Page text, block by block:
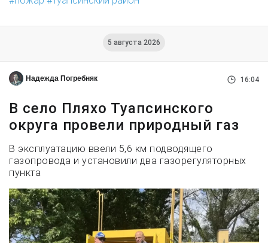
5 августа 2026
Надежда Погребняк 16:04
В село Пляхо Туапсинского
округа провели природный газ
В эксплуатацию ввели 5,6 км подводящего
газопровода и установили два газорегуляторных
пункта